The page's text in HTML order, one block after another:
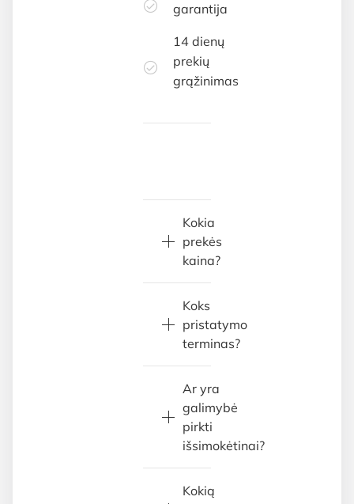
garantija
14 dienų
prekių
grąžinimas
Kokia
prekės
kaina?
Koks
pristatymo
terminas?
Ar yra
galimybė
pirkti
išsimokėtinai?
Kokią